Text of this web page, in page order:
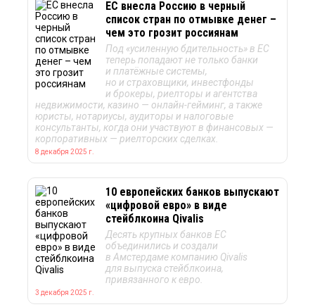
ЕС внесла Россию в черный
список стран по отмывке денег –
чем это грозит россиянам
Под «усиленную бдительность» в ЕС
теперь попадают не только банки
и платёжные системы,
но и страховщики, инвестфонды
и брокеры, риелторы и агентства
недвижимости, казино — онлайн-гейминг, а также
юристы, нотариусы, аудиторы и налоговые
консультанты, когда они участвуют в финансовых —
корпоративных — риелторских сделках.
8 декабря 2025 г.
10 европейских банков выпускают
«цифровой евро» в виде
стейблкоина Qivalis
Десять крупных банков ЕС
объединились и создали
в Амстердаме компанию Qivalis
для выпуска стейблкоина,
привязанного к евро.
3 декабря 2025 г.